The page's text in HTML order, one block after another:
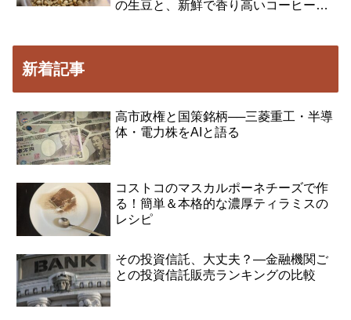
の生豆と、新鮮で香り高いコーヒーが
新着記事
高市政権と国策銘柄──三菱重工・半導
体・電力株をAIと語る
コストコのマスカルポーネチーズで作
る！簡単＆本格的な濃厚ティラミスの
レシピ
その投資信託、大丈夫？―金融機関ご
との投資信託販売ランキングの比較